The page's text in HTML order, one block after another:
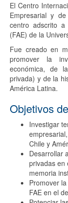
El Centro
Empresarial y
centro adscrito
(FAE) de la
Fue creado en
promover la
económica, de
privada) y de la
América Latina.
Objetivos
Investigar
Chile y
Desarrollar
privadas en
memoria
Promover
FAE en el